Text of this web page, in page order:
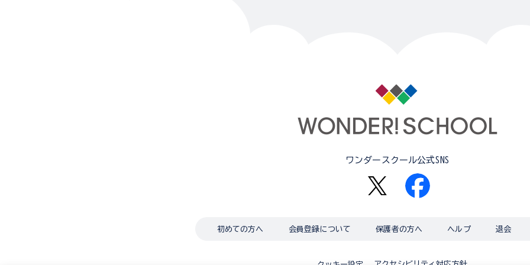
ワンダースクール公式SNS
初めての方へ 会員登録について 保護者の方へ ヘルプ 退会